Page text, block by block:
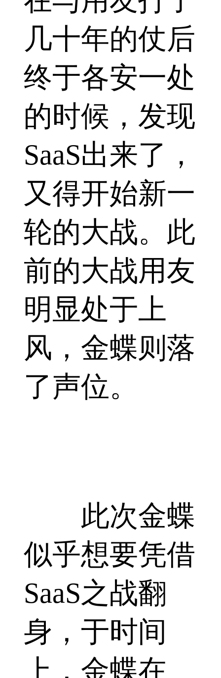
几十年的仗后
终于各安一处
的时候，发现
SaaS出来了，
又得开始新一
轮的大战。此
前的大战用友
明显处于上
风，金蝶则落
了声位。
此次金蝶
似乎想要凭借
SaaS之战翻
身，于时间
上，金蝶在